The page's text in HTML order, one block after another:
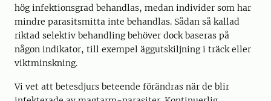
hög infektionsgrad behandlas, medan individer som har
mindre parasitsmitta inte behandlas. Sådan så kallad
riktad selektiv behandling behöver dock baseras på
någon indikator, till exempel äggutskiljning i träck eller
viktminskning.
Vi vet att betesdjurs beteende förändras när de blir